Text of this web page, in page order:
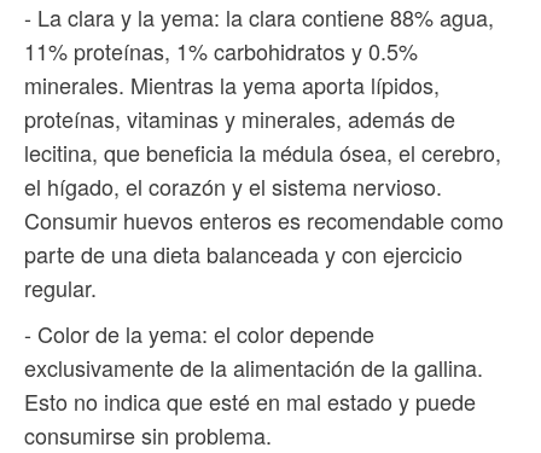
- La clara y la yema: la clara contiene 88% agua,
11% proteínas, 1% carbohidratos y 0.5%
minerales. Mientras la yema aporta lípidos,
proteínas, vitaminas y minerales, además de
lecitina, que beneficia la médula ósea, el cerebro,
el hígado, el corazón y el sistema nervioso.
Consumir huevos enteros es recomendable como
parte de una dieta balanceada y con ejercicio
regular.
- Color de la yema: el color depende
exclusivamente de la alimentación de la gallina.
Esto no indica que esté en mal estado y puede
consumirse sin problema.